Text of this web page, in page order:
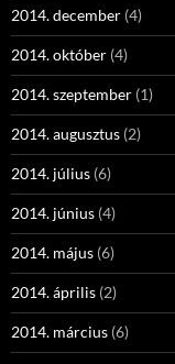
2014. december (4)
2014. október (4)
2014. szeptember (1)
2014. augusztus (2)
2014. július (6)
2014. június (4)
2014. május (6)
2014. április (2)
2014. március (6)